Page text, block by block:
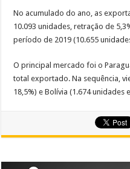
No acumulado do ano, as
10.093 unidades, retração de
período de 2019 (10.655
O principal mercado foi o
total exportado. Na sequência,
18,5%) e Bolívia (1.674 unidades